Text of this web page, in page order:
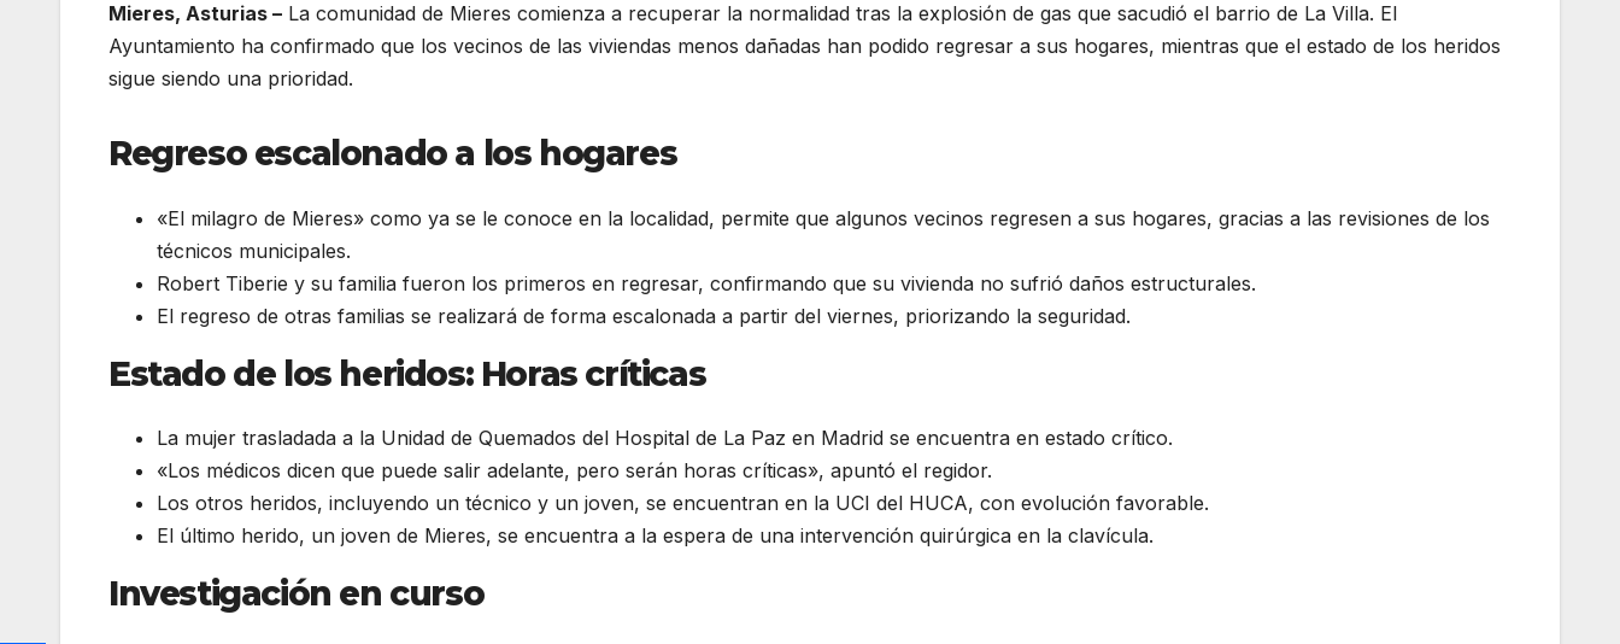
Mieres, Asturias – La comunidad de Mieres comienza a recuperar la normalidad tras la explosión de gas que sacudió el barrio de La Villa. El
Ayuntamiento ha confirmado que los vecinos de las viviendas menos dañadas han podido regresar a sus hogares, mientras que el estado de los heridos
sigue siendo una prioridad.
Regreso escalonado a los hogares
«El milagro de Mieres» como ya se le conoce en la localidad, permite que algunos vecinos regresen a sus hogares, gracias a las revisiones de los
técnicos municipales.
Robert Tiberie y su familia fueron los primeros en regresar, confirmando que su vivienda no sufrió daños estructurales.
El regreso de otras familias se realizará de forma escalonada a partir del viernes, priorizando la seguridad.
Estado de los heridos: Horas críticas
La mujer trasladada a la Unidad de Quemados del Hospital de La Paz en Madrid se encuentra en estado crítico.
«Los médicos dicen que puede salir adelante, pero serán horas críticas», apuntó el regidor.
Los otros heridos, incluyendo un técnico y un joven, se encuentran en la UCI del HUCA, con evolución favorable.
El último herido, un joven de Mieres, se encuentra a la espera de una intervención quirúrgica en la clavícula.
Investigación en curso